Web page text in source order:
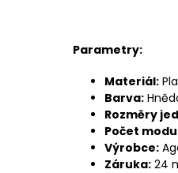
Parametry:
Materiál:
Barva:
Rozměry
Počet
Výrobce:
Záruka: 24